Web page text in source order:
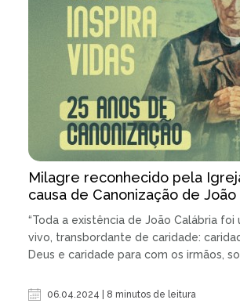
Milagre reconhecido pela
causa de Canonização de João
“Toda a existência de João Calábria foi
vivo, transbordante de caridade:
Deus e caridade para com os irmãos,
06.04.2024 | 8 minutos de leitura